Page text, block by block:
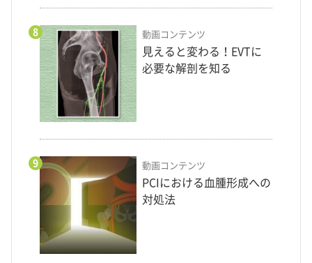
8 動画コンテンツ
見えると変わる！EVTに
必要な解剖を知る
9 動画コンテンツ
PCIにおける血腫形成への
対処法